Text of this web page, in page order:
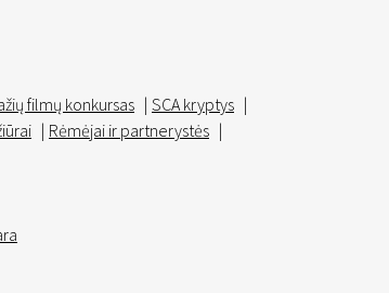
filmų konkursas | SCA kryptys |
| Rėmėjai ir partnerystės |